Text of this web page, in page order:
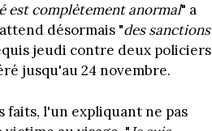
est complètement anormal" a
désormais "des sanctions
jeudi contre deux policiers
jusqu'au 24 novembre.
faits, l'un expliquant ne pas